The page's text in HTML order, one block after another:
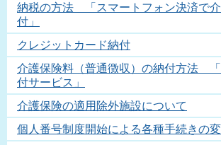
納税の方法 「スマートフォン決済で
付」
クレジットカード納付
介護保険料（普通徴収）の納付方法
付サービス」
介護保険の適用除外施設について
個人番号制度開始による各種手続きの